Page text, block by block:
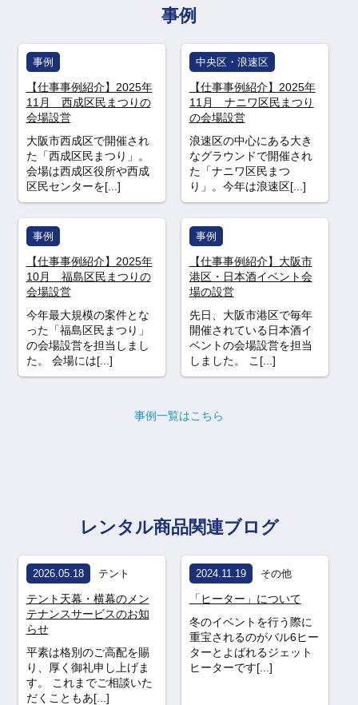
事例
事例
【仕事事例紹介】2025年
11月 西成区民まつりの
会場設営
大阪市西成区で開催され
た「西成区民まつり」。
会場は西成区役所や西成
区民センターを[...]
中央区・浪速区
【仕事事例紹介】2025年
11月 ナニワ区民まつり
の会場設営
浪速区の中心にある大き
なグラウンドで開催され
た「ナニワ区民まつ
り」。今年は浪速区[...]
事例
【仕事事例紹介】2025年
10月 福島区民まつりの
会場設営
今年最大規模の案件とな
った「福島区民まつり」
の会場設営を担当しまし
た。 会場には[...]
事例
【仕事事例紹介】大阪市
港区・日本酒イベント会
場の設営
先日、大阪市港区で毎年
開催されている日本酒イ
ベントの会場設営を担当
しました。 こ[...]
事例一覧はこちら
レンタル商品関連ブログ
2026.05.18 テント
テント天幕・横幕のメン
テナンスサービスのお知
らせ
平素は格別のご高配を賜
り、厚く御礼申し上げま
す。 これまでご相談いた
だくこともあ[...]
2024.11.19 その他
「ヒーター」について
冬のイベントを行う際に
重宝されるのがバル6ヒー
ターとよばれるジェット
ヒーターです[...]